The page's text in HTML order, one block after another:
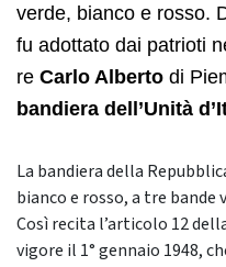
verde, bianco e rosso.
fu adottato dai patrioti
re Carlo Alberto di
bandiera dell’Unità
La bandiera della
bianco e rosso, a tre
Così recita l’articolo 12
vigore il 1° gennaio 1948,